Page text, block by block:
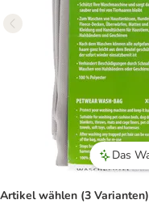
Artikel wählen (3 Varianten)